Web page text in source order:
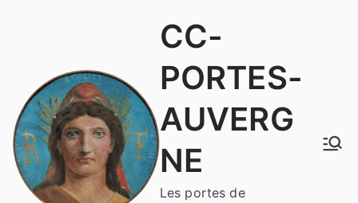
CC-
PORTES-
AUVERG
NE
Les portes de